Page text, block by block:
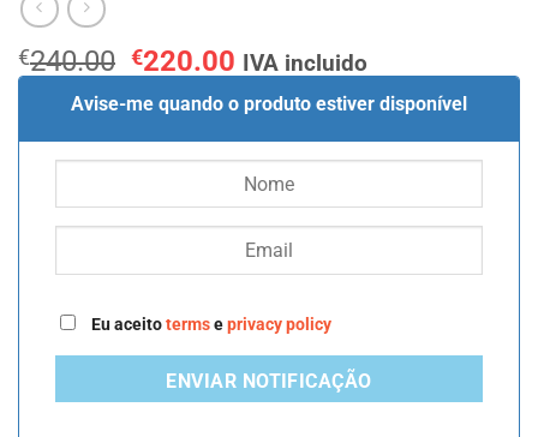
€240.00 O
original
era:
€240.00.
€220.00 O
preço
atual
é:
€220.00.
IVA incluido
Avise-me quando o produto estiver disponível
Eu aceitotermseprivacy policy
ENVIAR NOTIFICAÇÃO